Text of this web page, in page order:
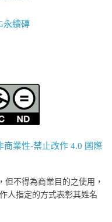
永續磚
商業性-禁止改作 4.0 國際
但不得為商業目的之使用，
人指定的方式表彰其姓名